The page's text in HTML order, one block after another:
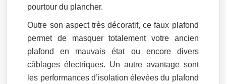
pourtour du plancher.
Outre son aspect très décoratif, ce faux plafond
permet de masquer totalement votre ancien
plafond en mauvais état ou encore divers
câblages électriques. Un autre avantage sont
les performances d’isolation élevées du plafond